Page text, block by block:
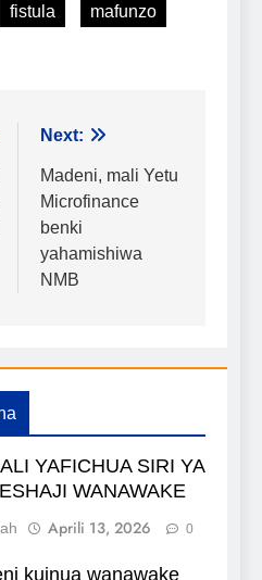
fistula mafunzo
Next:
Madeni, mali Yetu
Microfinance
benki
yahamishiwa
NMB
YAFICHUA SIRI YA
WANAWAKE
Aprili 13, 2026 0
kuinua wanawake